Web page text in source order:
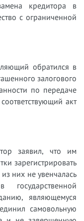
кредитора в
с ограниченной
обратился в
залогового
по передаче
акт
заявил, что им
зарегистрировать
них не увенчалась
являющемуся
самовольную